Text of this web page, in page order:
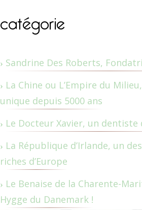
catégorie
Sandrine Des Roberts,
La Chine ou L’Empire du
unique depuis 5000 ans
Le Docteur Xavier, un dentiste
La République d’Irlande, un
riches d’Europe
Le Benaise de la Charente-
Hygge du Danemark !